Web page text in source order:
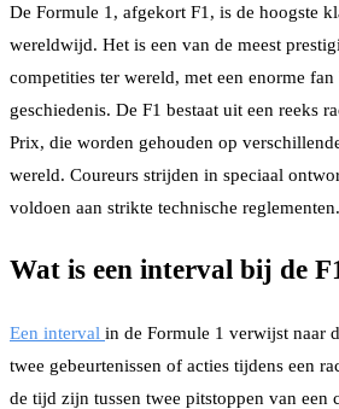
De Formule 1, afgekort F1, is de hoogste
wereldwijd. Het is een van de meest
competities ter wereld, met een enorme fan
geschiedenis. De F1 bestaat uit een reeks
Prix, die worden gehouden op
wereld. Coureurs strijden in speciaal
voldoen aan strikte technische reglementen.
Wat is een interval bij de
Een interval in de Formule 1 verwijst naar
twee gebeurtenissen of acties tijdens een
de tijd zijn tussen twee pitstoppen van een